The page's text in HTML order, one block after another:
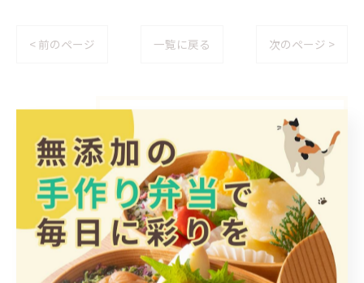
< 前のページ 一覧に戻る 次のページ >
カテゴリー Categories
全てのカテゴリー
日替わり
惣菜
手作り